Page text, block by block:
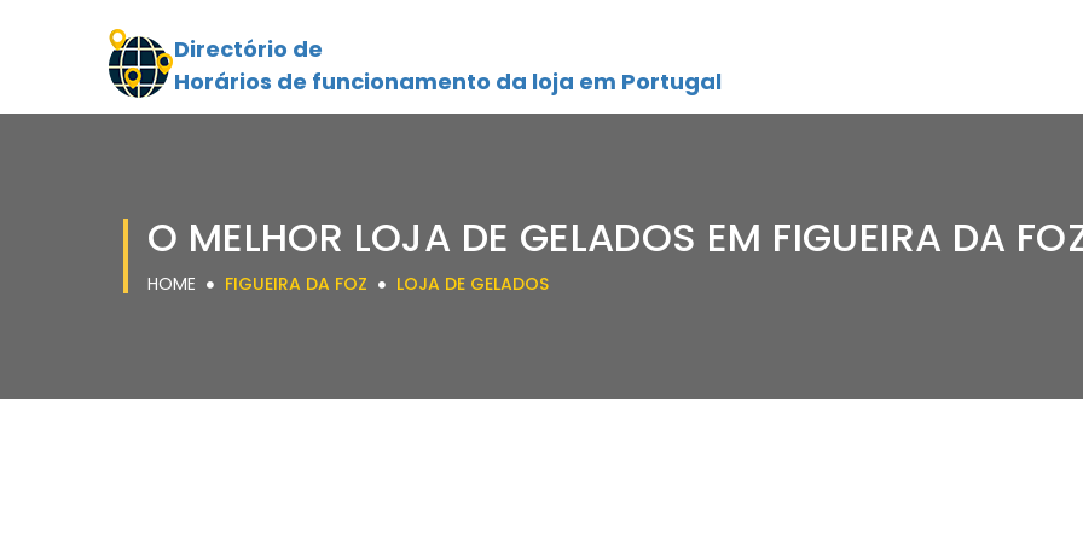
Directório de
Horários de funcionamento da loja em Portugal
O MELHOR LOJA DE GELADOS EM FIGUEIRA DA
HOME FIGUEIRA DA FOZ LOJA DE GELADOS